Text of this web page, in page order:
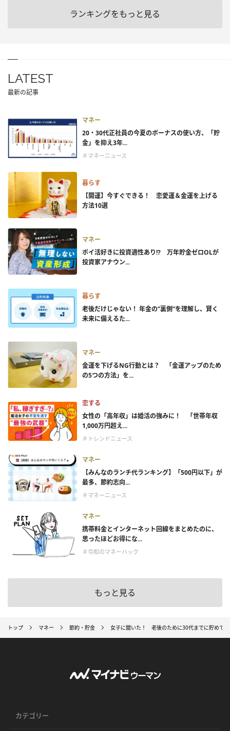
ランキングをもっと見る
LATEST
最新の記事
マネー
20・30代正社員の今夏のボーナスの使い方、「貯
金」を抑え3年...
＃マネーニュース
暮らす
【開運】今すぐできる！ 恋愛運＆金運を上げる
方法10選
マネー
ポイ活好きに投資適性あり!? 万年貯金ゼロOLが
投資家アナウン...
暮らす
老後だけじゃない！ 年金の”裏側”を理解し、賢く
未来に備えるた...
マネー
金運を下げるNG行動とは？ 「金運アップのため
の5つの方法」を...
恋する
女性の「高年収」は婚活の強みに！ 「世帯年収
1,000万円超え...
＃トレンドニュース
マネー
【みんなのランチ代ランキング】「500円以下」が
最多、節約志向...
＃マネーニュース
マネー
携帯料金とインターネット回線をまとめたのに、
思ったほどお得にな...
＃令和のマネーハック
もっと見る
トップ マネー 節約・貯金 女子に聞いた！ 老後のために30代までに貯めて
カテゴリー